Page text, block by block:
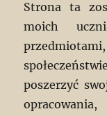
Strona ta
moich
poszerzyć